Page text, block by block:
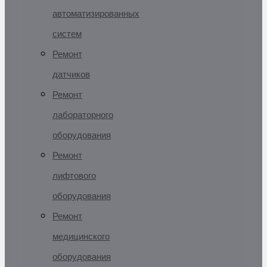
автоматизированных
систем
Ремонт
датчиков
Ремонт
лабораторного
оборудования
Ремонт
лифтового
оборудования
Ремонт
медицинского
оборудования